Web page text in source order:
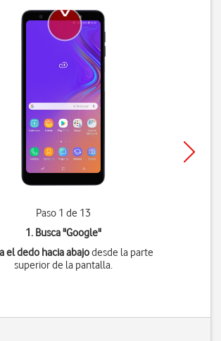
Paso 1 de 13
1. Busca "Google"
el dedo hacia abajodesde la parte
superior de la pantalla.